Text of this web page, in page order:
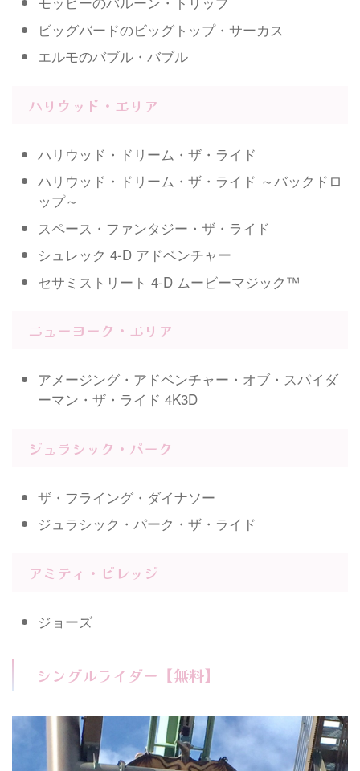
ビッグバードのビッグトップ・サーカス
エルモのバブル・バブル
ハリウッド・エリア
ハリウッド・ドリーム・ザ・ライド
ハリウッド・ドリーム・ザ・ライド ～バックドロ
ップ～
スペース・ファンタジー・ザ・ライド
シュレック 4-D アドベンチャー
セサミストリート 4-D ムービーマジック™
ニューヨーク・エリア
アメージング・アドベンチャー・オブ・スパイダ
ーマン・ザ・ライド 4K3D
ジュラシック・パーク
ザ・フライング・ダイナソー
ジュラシック・パーク・ザ・ライド
アミティ・ビレッジ
ジョーズ
シングルライダー【無料】